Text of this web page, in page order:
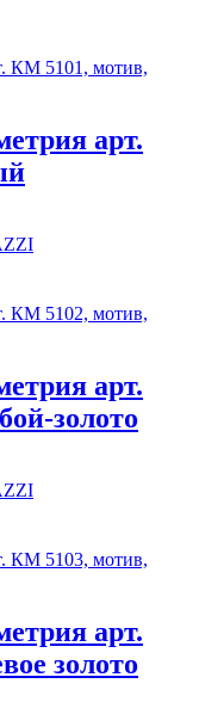
арт.
арт.
золото
арт.
золото